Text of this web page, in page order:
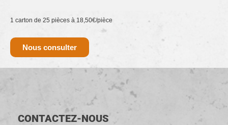
1 carton de 25 pièces à 18,50€/pièce
Nous consulter
CONTACTEZ-NOUS